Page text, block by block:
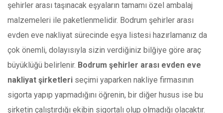
şehirler arası taşınacak eşyaların tamamı özel ambalaj
malzemeleri ile paketlenmelidir. Bodrum şehirler arası
evden eve nakliyat sürecinde eşya listesi hazırlamanız da
çok önemli, dolayısıyla sizin verdiğiniz bilğiye göre araç
büyüklüğü belirlenir. Bodrum şehirler arası evden eve
nakliyat şirketleri seçimi yaparken nakliye firmasının
sigorta yapıp yapmadığını öğrenin, bir diğer husus ise bu
şirketin çalıştırdığı ekibin sigortalı olup olmadığı olacaktır.